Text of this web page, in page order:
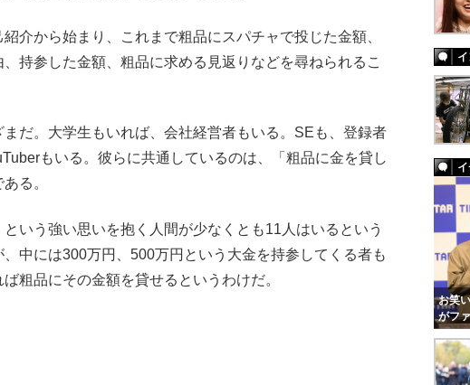
介から始まり、これまで粗品にスパチャで投じた金額、
持参した金額、粗品に求める見返りなどを尋ねられるこ
だ。大学生もいれば、会社経営者もいる。SEも、登録者
もいる。彼らに共通しているのは、「粗品に金を貸し
る。
という強い思いを抱く人間が少なくとも11人はいるという
中には300万円、500万円という大金を持参してくる者も
粗品にその金額を貸せるというわけだ。
お笑
がフ